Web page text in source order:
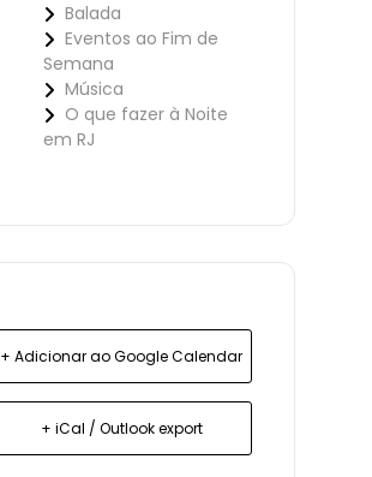
Balada
Eventos ao Fim de
Semana
Música
O que fazer à Noite
em RJ
+ Adicionar ao Google Calendar
+ iCal / Outlook export